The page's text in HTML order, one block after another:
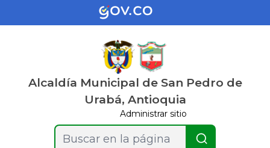
Alcaldía Municipal de San Pedro de
Urabá, Antioquia
Administrar sitio
Buscar en la página